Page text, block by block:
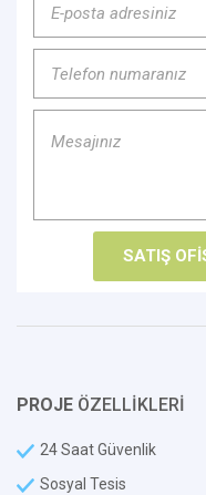
PROJE ÖZELLİKLERİ
24 Saat Güvenlik
Sosyal Tesis